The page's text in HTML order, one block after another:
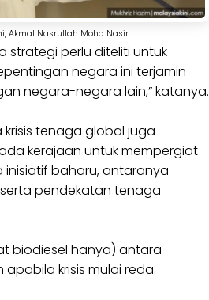
Akmal Nasrullah Mohd Nasir
strategi perlu diteliti untuk
negara ini terjamin
negara-negara lain,” katanya.
krisis tenaga global juga
kerajaan untuk mempergiat
baharu, antaranya
pendekatan tenaga
biodiesel hanya) antara
krisis mulai reda.